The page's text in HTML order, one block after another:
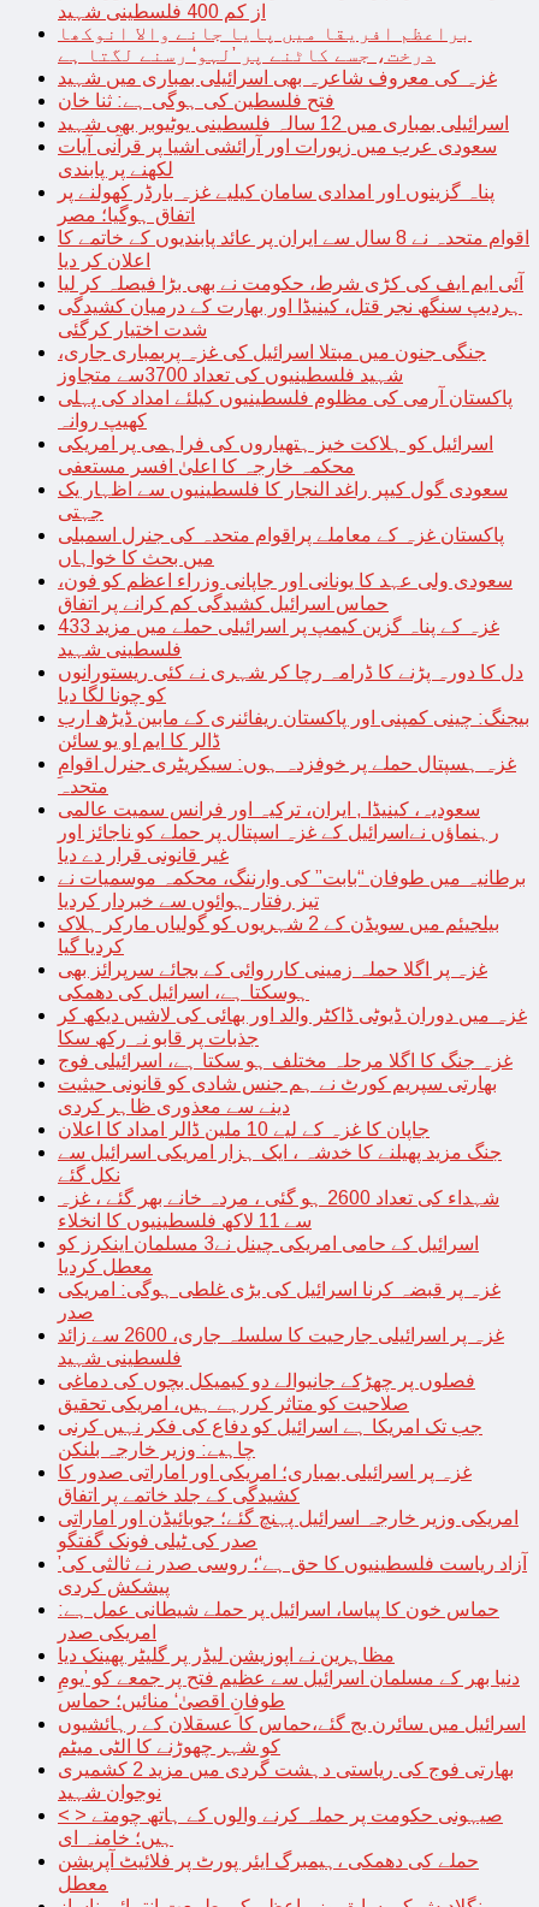
از کم 400 فلسطینی شہید
براعظم افریقا میں پایا جانے والا انوکھا
درخت، جسے کاٹنے پر ’لہو‘ رسنے لگتا ہے
غزہ کی معروف شاعرہ بھی اسرائیلی بمباری میں شہید
فتح فلسطین کی ہوگی ہے: ثنا خان
اسرائیلی بمباری میں 12 سالہ فلسطینی یوٹیوبر بھی شہید
سعودی عرب میں زیورات اور آرائشی اشیا پر قرآنی آیات
لکھنے پر پابندی
پناہ گزینوں اور امدادی سامان کیلیے غزہ بارڈر کھولنے پر
اتفاق ہوگیا؛ مصر
اقوام متحدہ نے 8 سال سے ایران پر عائد پابندیوں کے خاتمے کا
اعلان کر دیا
آئی ایم ایف کی کڑی شرط، حکومت نے بھی بڑا فیصلہ کر لیا
ہردیپ سنگھ نجر قتل، کینیڈا اور بھارت کے درمیان کشیدگی
شدت اختیار کرگئی
جنگی جنون میں مبتلا اسرائیل کی غزہ پربمباری جاری،
شہید فلسطینیوں کی تعداد 3700سے متجاوز
پاکستان آرمی کی مظلوم فلسطینیوں کیلئے امداد کی پہلی
کھیپ روانہ
اسرائیل کو ہلاکت خیز ہتھیاروں کی فراہمی پر امریکی
محکمہ خارجہ کا اعلیٰ افسر مستعفی
سعودی گول کیپر راغد النجار کا فلسطینیوں سے اظہار یک
جہتی
پاکستان غزہ کے معاملے پراقوام متحدہ کی جنرل اسمبلی
میں بحث کا خواہاں
سعودی ولی عہد کا یونانی اور جاپانی وزراء اعظم کو فون،
حماس اسرائیل کشیدگی کم کرانے پر اتفاق
غزہ کے پناہ گزین کیمپ پر اسرائیلی حملے میں مزید 433
فلسطینی شہید
دل کا دورہ پڑنے کا ڈرامہ رچا کر شہری نے کئی ریستورانوں
کو چونا لگا دیا
بیجنگ: چینی کمپنی اور پاکستان ریفائنری کے مابین ڈیڑھ ارب
ڈالر کا ایم او یو سائن
غزہ ہسپتال حملے پر خوفزدہ ہوں: سیکریٹری جنرل اقوامِ
متحدہ
سعودیہ، کینیڈا , ایران، ترکیہ اور فرانس سمیت عالمی
رہنماؤں نےاسرائیل کے غزہ اسپتال پر حملے کو ناجائز اور
غیر قانونی قرار دے دیا
برطانیہ میں طوفان “بابت” کی وارننگ، محکمہ موسمیات نے
تیز رفتار ہوائوں سے خبردار کردیا
بیلجیئم میں سویڈن کے 2 شہریوں کو گولیاں مارکر ہلاک
کردیا گیا
غزہ پر اگلا حملہ زمینی کارروائی کے بجائے سرپرائز بھی
ہوسکتا ہے، اسرائیل کی دھمکی
غزہ میں دوران ڈیوٹی ڈاکٹر والد اور بھائی کی لاشیں دیکھ کر
جذبات پر قابو نہ رکھ سکا
غزہ جنگ کا اگلا مرحلہ مختلف ہو سکتا ہے، اسرائیلی فوج
بھارتی سپریم کورٹ نے ہم جنس شادی کو قانونی حیثیت
دینے سے معذوری ظاہر کردی
جاپان کا غزہ کے لیے 10 ملین ڈالر امداد کا اعلان
جنگ مزید پھیلنے کا خدشہ ، ایک ہزار امریکی اسرائیل سے
نکل گئے
شہداء کی تعداد 2600 ہو گئی ، مردہ خانے بھر گئے ، غزہ
سے 11 لاکھ فلسطینیوں کا انخلاء
اسرائیل کے حامی امریکی چینل نے3 مسلمان اینکرز کو
معطل کردیا
غزہ پر قبضہ کرنا اسرائیل کی بڑی غلطی ہوگی: امریکی
صدر
غزہ پر اسرائیلی جارحیت کا سلسلہ جاری، 2600 سے زائد
فلسطینی شہید
فصلوں پر چھڑکے جانیوالے دو کیمیکل بچوں کی دماغی
صلاحیت کو متاثر کررہے ہیں، امریکی تحقیق
جب تک امریکا ہے اسرائیل کو دفاع کی فکر نہیں کرنی
چاہیے: وزیر خارجہ بلنکن
غزہ پر اسرائیلی بمباری؛ امریکی اور اماراتی صدور کا
کشیدگی کے جلد خاتمے پر اتفاق
امریکی وزیر خارجہ اسرائیل پہنچ گئے؛ جوبائیڈن اور اماراتی
صدر کی ٹیلی فونک گفتگو
’آزاد ریاست فلسطینیوں کا حق ہے‘؛ روسی صدر نے ثالثی کی
پیشکش کردی
حماس خون کا پیاسا، اسرائیل پر حملے شیطانی عمل ہے:
امریکی صدر
مظاہرین نے اپوزیشن لیڈر پر گلیٹر پھینک دیا
دنیا بھر کے مسلمان اسرائیل سے عظیم فتح پر جمعے کو ’یومِ
طوفانِ اقصیٰ‘ منائیں؛ حماس
اسرائیل میں سائرن بج گئے،حماس کا عسقلان کے رہائشیوں
کو شہر چھوڑنے کا الٹی میٹم
بھارتی فوج کی ریاستی دہشت گردی میں مزید 2 کشمیری
نوجوان شہید
< > صیہونی حکومت پر حملہ کرنے والوں کے ہاتھ چومتے
ہیں؛ خامنہ ای
حملے کی دھمکی ،ہیمبرگ ایئر پورٹ پر فلائیٹ آپریشن
معطل